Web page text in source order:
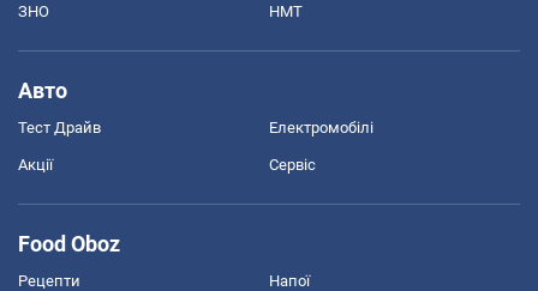
ЗНО НМТ
Авто
Тест Драйв Електромобілі
Акції Сервіс
Food Oboz
Рецепти Напої